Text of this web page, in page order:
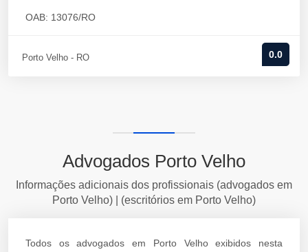
OAB: 13076/RO
Porto Velho - RO 0.0
Advogados Porto Velho
Informações adicionais dos profissionais (advogados em
Porto Velho) | (escritórios em Porto Velho)
Todos os advogados em Porto Velho exibidos nesta